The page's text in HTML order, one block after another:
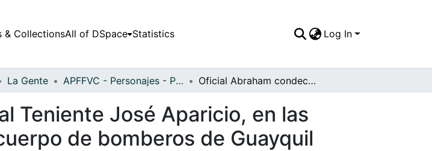
& CollectionsAll of DSpace Statistics Log In
La Gente APFFVC - Personajes - Patrimonial Oficial Abraham condecorando al Teniente José Aparicio, en las festividades de aniversario del cuerpo de bomberos de Guayquil
Teniente José Aparicio, en las
de bomberos de Guayquil